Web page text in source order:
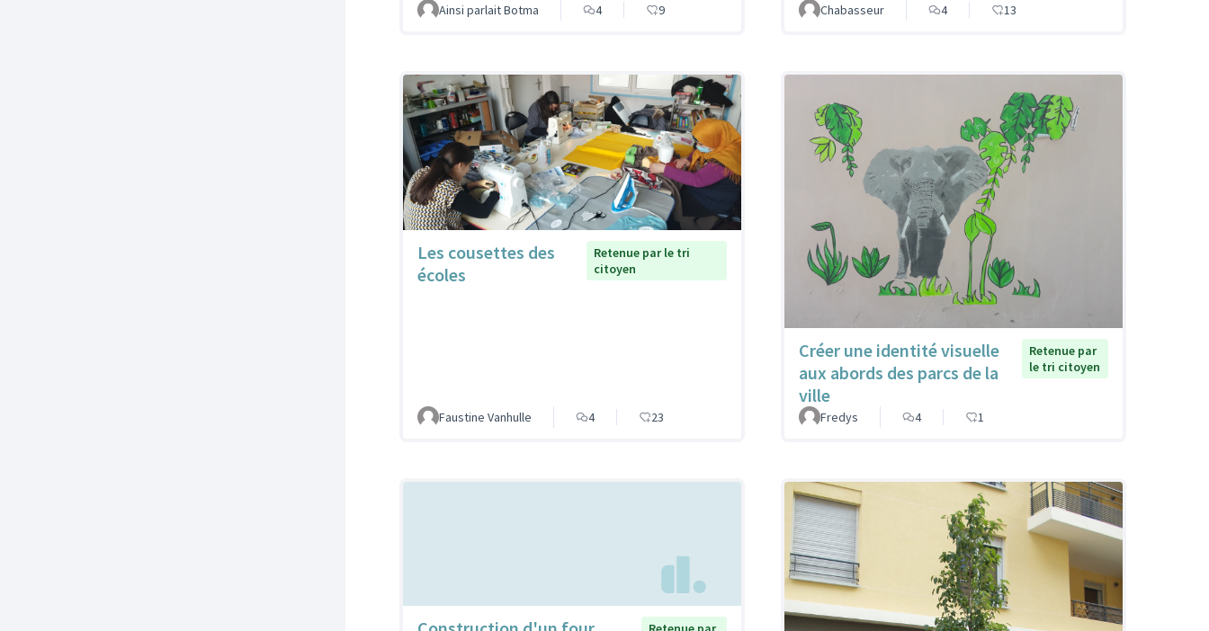
Ainsi parlait Botma 4 9 Chabasseur 4 13
Les cousettes des
écoles
Retenue par le tri
citoyen
Faustine Vanhulle 4 23
Créer une identité visuelle
aux abords des parcs de la
ville
Retenue par
le tri citoyen
Fredys 4 1